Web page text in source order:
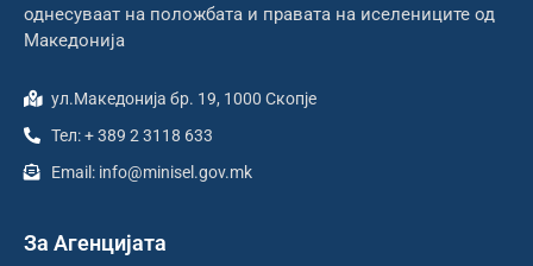
однесуваат на положбата и правата на иселениците од
Македонија
ул.Македонија бр. 19, 1000 Скопје
Тел: + 389 2 3118 633
Email: info@minisel.gov.mk
За Агенцијата